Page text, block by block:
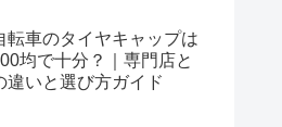
転車のタイヤキャップは
均で十分？｜専門店と
違いと選び方ガイド